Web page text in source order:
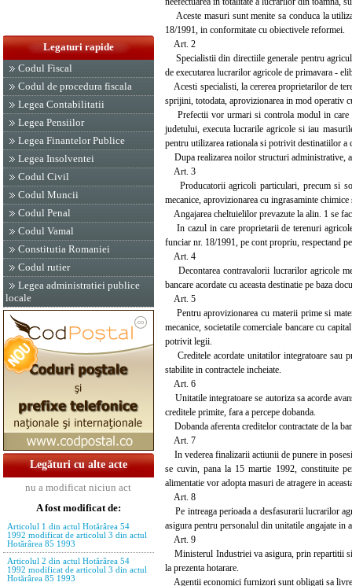
Legaturi rapide
Codul Fiscal
Codul de procedura fiscala
Legea Contabilitatii
Legea Pensiilor
Legea Finantelor Publice
Legea Insolventei
Codul Civil
Codul Muncii
Codul Penal
Codul Vamal
Constitutia Romaniei
Codul rutier
Legea administratiei publice
locale
Legături cu alte acte
nu a modificat niciun act
A fost modificat de:
Articolul 1 din actul Hotărârea 54
1992 modificat de articolul 3 din actul
Hotărârea 85 1993
Articolul 2 din actul Hotărârea 54
1992 modificat de articolul 3 din actul
Hotărârea 85 1993
Aceste masuri sunt menite sa conduca la
18/1991, in conformitate cu obiectivele reformei.
Art. 2
Specialistii din directiile generale pentru
de executarea lucrarilor agricole de primavara -
Acesti specialisti, la cererea proprietarilor de
sprijini, totodata, aprovizionarea in mod operativ
Prefectii vor urmari si controla modul in care
judetului, executa lucrarile agricole si iau
pentru utilizarea rationala si potrivit destinatiilor a
Dupa realizarea noilor structuri administrative,
Art. 3
Producatorii agricoli particulari, precum si
mecanice, aprovizionarea cu ingrasaminte
Angajarea cheltuielilor prevazute la alin. 1 se
In cazul in care proprietarii de terenuri
funciar nr. 18/1991, pe cont propriu, respectand
Art. 4
Decontarea contravalorii lucrarilor agricole
bancare acordate cu aceasta destinatie pe baza
Art. 5
Pentru aprovizionarea cu materii prime si
mecanice, societatile comerciale bancare cu
potrivit legii.
Creditele acordate unitatilor integratoare sau
stabilite in contractele incheiate.
Art. 6
Unitatile integratoare se autoriza sa acorde
creditele primite, fara a percepe dobanda.
Dobanda aferenta creditelor contractate de la
Art. 7
In vederea finalizarii actiunii de punere in
se cuvin, pana la 15 martie 1992, constituite
alimentatie vor adopta masuri de atragere in
Art. 8
Pe intreaga perioada a desfasurarii lucrarilor
asigura pentru personalul din unitatile angajate in
Art. 9
Ministerul Industriei va asigura, prin repartitii si
la prezenta hotarare.
Agentii economici furnizori sunt obligati sa